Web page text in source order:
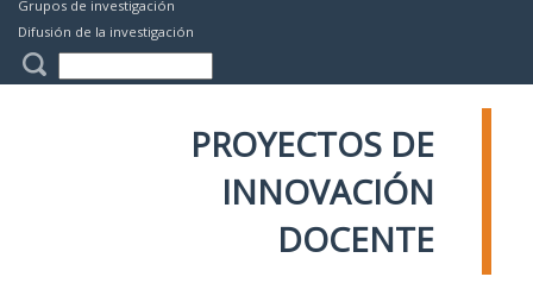
Grupos de investigación
Difusión de la investigación
PROYECTOS DE
INNOVACIÓN
DOCENTE